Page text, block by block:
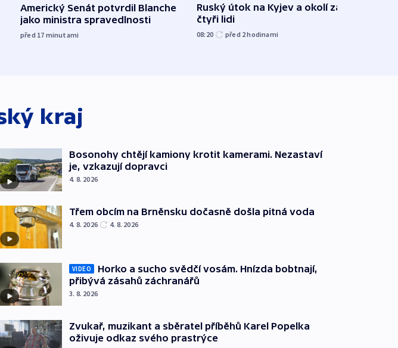
Americký Senát potvrdil Blanche
jako ministra spravedlnosti
před 17 minutami
Ruský útok na Kyjev a okolí zabil
čtyři lidi
08:20 před 2hodinami
kraj
Bosonohy chtějí kamiony krotit kamerami. Nezastaví
je, vzkazují dopravci
4. 8. 2026
Třem obcím na Brněnsku dočasně došla pitná voda
4. 8. 2026 4. 8. 2026
VIDEO
Horko a sucho svědčí vosám. Hnízda bobtnají,
přibývá zásahů záchranářů
3. 8. 2026
Zvukař, muzikant a sběratel příběhů Karel Popelka
oživuje odkaz svého prastrýce